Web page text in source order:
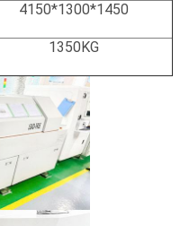
4150*1300*1450
1350KG